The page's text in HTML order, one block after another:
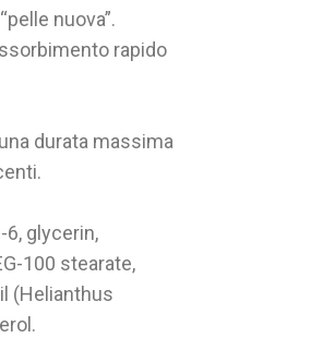
nuova”.
rapido
durata massima
glycerin,
100 stearate,
(Helianthus